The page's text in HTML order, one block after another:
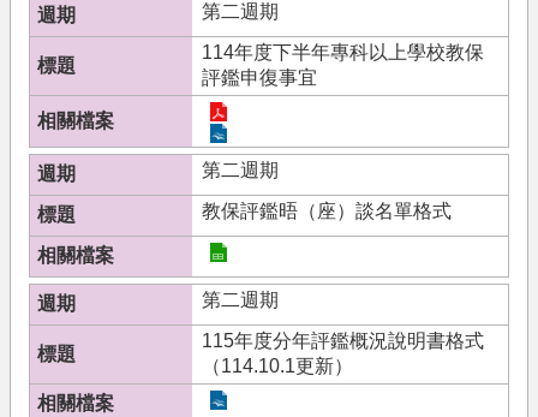
結
果
載
培
機
構
相
關
規
第二週期
114年度下半年專科以上學校教保
評鑑申復事宜
第二週期
教保評鑑晤（座）談名單格式
第二週期
115年度分年評鑑概況說明書格式
（114.10.1更新）